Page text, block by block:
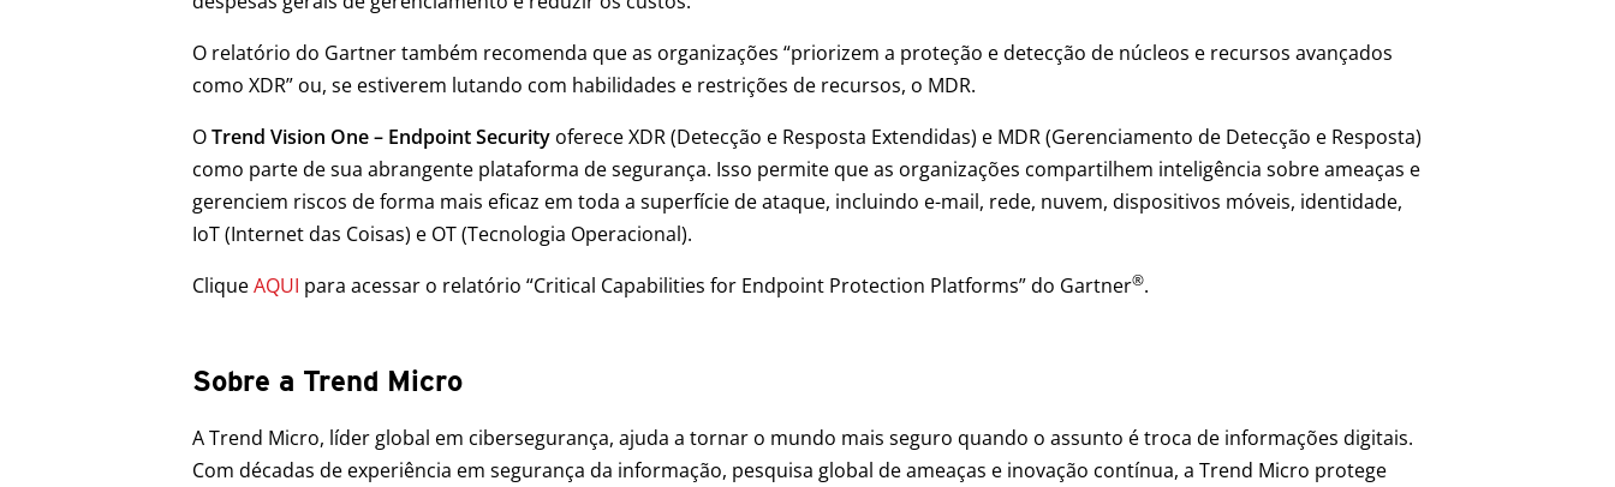
O relatório do Gartner também recomenda que as organizações “priorizem a proteção e detecção de núcleos e recursos avançados
como XDR” ou, se estiverem lutando com habilidades e restrições de recursos, o MDR.
OTrend Vision One – Endpoint Security oferece XDR (Detecção e Resposta Extendidas) e MDR (Gerenciamento de Detecção e Resposta)
como parte de sua abrangente plataforma de segurança. Isso permite que as organizações compartilhem inteligência sobre ameaças e
gerenciem riscos de forma mais eficaz em toda a superfície de ataque, incluindo e-mail, rede, nuvem, dispositivos móveis, identidade,
IoT (Internet das Coisas) e OT (Tecnologia Operacional).
CliqueAQUI para acessar o relatório “Critical Capabilities for Endpoint Protection Platforms” do Gartner®.
Sobre a Trend Micro
A Trend Micro, líder global em cibersegurança, ajuda a tornar o mundo mais seguro quando o assunto é troca de informações digitais.
Com décadas de experiência em segurança da informação, pesquisa global de ameaças e inovação contínua, a Trend Micro protege